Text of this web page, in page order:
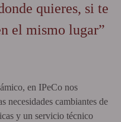
quieres, si te
el mismo lugar”
en IPeCo nos
necesidades cambiantes de
y un servicio técnico